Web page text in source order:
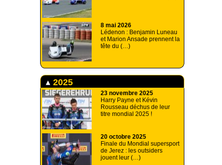
8 mai 2026
Lédenon : Benjamin Luneau
et Marion Ansade prennent la
tête du (…)
2025
23 novembre 2025
Harry Payne et Kévin
Rousseau déchus de leur
titre mondial 2025 !
20 octobre 2025
Finale du Mondial supersport
de Jerez : les outsiders
jouent leur (…)